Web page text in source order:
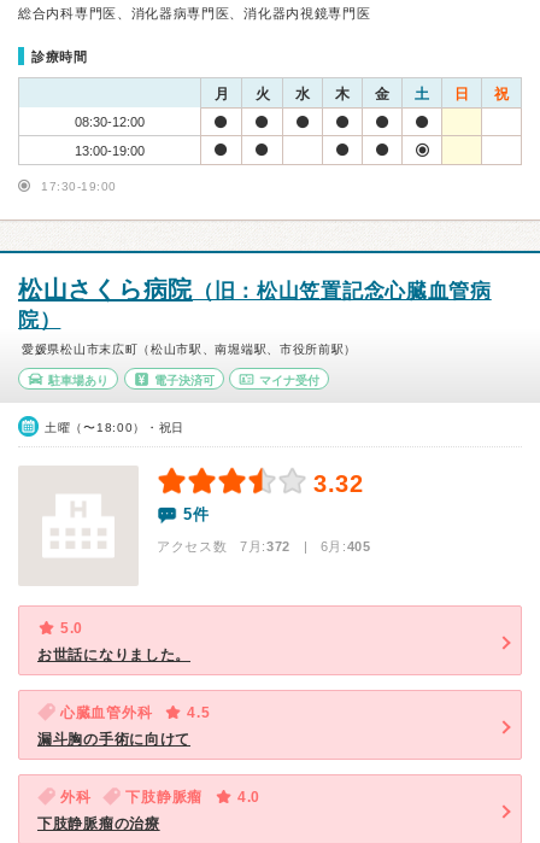
総合内科専門医、消化器病専門医、消化器内視鏡専門医
診療時間
月 火 水 木 金 土 日 祝
08:30-12:00
13:00-19:00
17:30-19:00
松山さくら病院（旧：松山笠置記念心臓血管病
院）
愛媛県松山市末広町（松山市駅、南堀端駅、市役所前駅）
駐車場あり 電子決済可 マイナ受付
土曜（〜18:00）・祝日
3.32
5件
アクセス数 7月:372 | 6月:405
5.0
お世話になりました。
心臓血管外科
4.5
漏斗胸の手術に向けて
外科 下肢静脈瘤
4.0
下肢静脈瘤の治療